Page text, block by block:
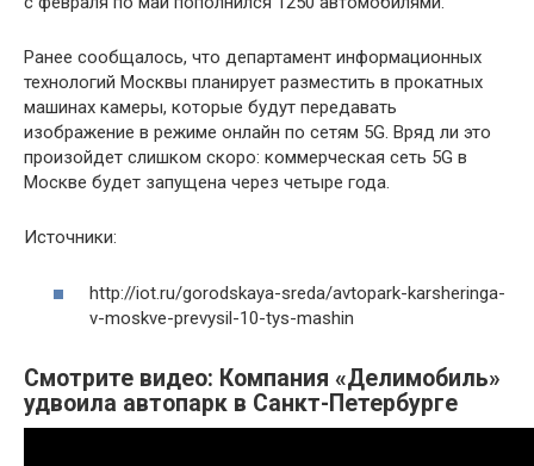
Ранее сообщалось, что департамент информационных
технологий Москвы планирует разместить в прокатных
машинах камеры, которые будут передавать
изображение в режиме онлайн по сетям 5G. Вряд ли это
произойдет слишком скоро: коммерческая сеть 5G в
Москве будет запущена через четыре года.
Источники:
http://iot.ru/gorodskaya-sreda/avtopark-karsheringa-
v-moskve-prevysil-10-tys-mashin
Смотрите видео: Компания «Делимобиль»
удвоила автопарк в Санкт-Петербурге